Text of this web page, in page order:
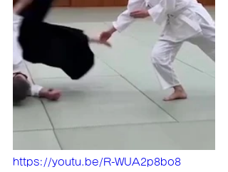
https://youtu.be/R-WUA2p8bo8